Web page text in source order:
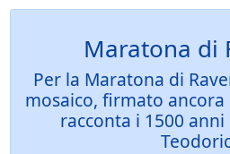
Maratona di
Per la Maratona di
mosaico, firmato
racconta i 1500